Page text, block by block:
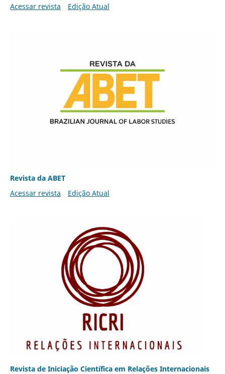
Acessar revista Edição Atual
Revista da ABET
Acessar revista
Edição Atual
Revista de Iniciação Científica em Relações Internacionais